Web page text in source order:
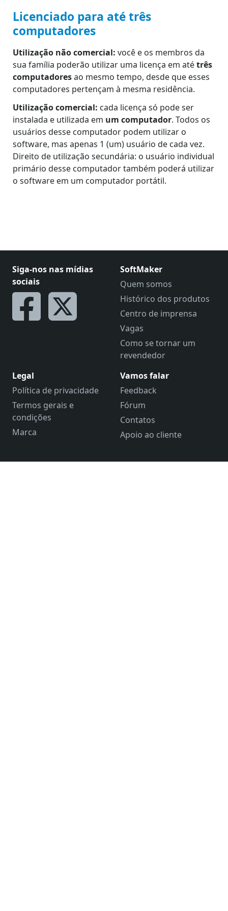
Licenciado para até três
computadores
Utilização não comercial: você e os membros da
sua família poderão utilizar uma licença em atétrês
computadoresao mesmo tempo, desde que esses
computadores pertençam à mesma residência.
Utilização comercial: cada licença só pode ser
instalada e utilizada em um computador. Todos os
usuários desse computador podem utilizar o
software, mas apenas 1 (um) usuário de cada vez.
Direito de utilização secundária: o usuário individual
primário desse computador também poderá utilizar
o software em um computador portátil.
Siga-nos nas mídias
sociais
SoftMaker
Quem somos
Histórico dos produtos
Centro de imprensa
Vagas
Como se tornar um
revendedor
Legal
Política de privacidade
Termos gerais e
condições
Marca
Vamos falar
Feedback
Fórum
Contatos
Apoio ao cliente